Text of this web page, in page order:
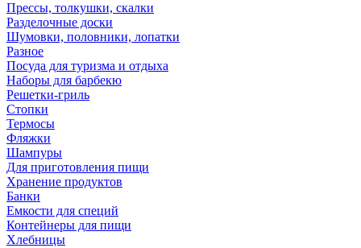
Прессы, толкушки, скалки
Разделочные доски
Шумовки, половники, лопатки
Разное
Посуда для туризма и отдыха
Наборы для барбекю
Решетки-гриль
Стопки
Термосы
Фляжки
Шампуры
Для приготовления пищи
Хранение продуктов
Банки
Емкости для специй
Контейнеры для пищи
Хлебницы